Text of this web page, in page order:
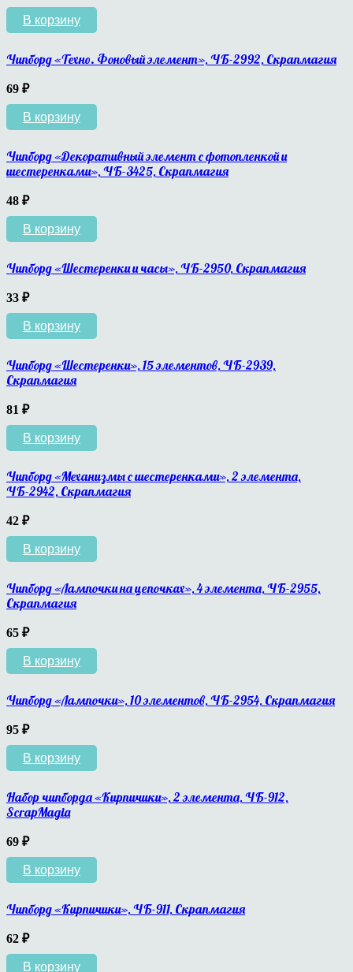
В корзину
Чипборд «Техно. Фоновый элемент», ЧБ-2992, Скрапмагия
69 ₽
В корзину
Чипборд «Декоративный элемент с фотопленкой и
шестеренками», ЧБ-3425, Скрапмагия
48 ₽
В корзину
Чипборд «Шестеренки и часы», ЧБ-2950, Скрапмагия
33 ₽
В корзину
Чипборд «Шестеренки», 15 элементов, ЧБ-2939,
Скрапмагия
81 ₽
В корзину
Чипборд «Механизмы с шестеренками», 2 элемента,
ЧБ-2942, Скрапмагия
42 ₽
В корзину
Чипборд «Лампочки на цепочках», 4 элемента, ЧБ-2955,
Скрапмагия
65 ₽
В корзину
Чипборд «Лампочки», 10 элементов, ЧБ-2954, Скрапмагия
95 ₽
В корзину
Набор чипборда «Кирпичики», 2 элемента, ЧБ-912,
ScrapMagia
69 ₽
В корзину
Чипборд «Кирпичики», ЧБ-911, Скрапмагия
62 ₽
В корзину